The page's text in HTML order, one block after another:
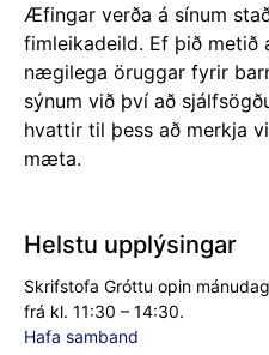
Æfingar verða á sínum
fimleikadeild. Ef þið metið
nægilega öruggar fyrir
sýnum við því að
hvattir til þess að merkja
mæta.
Helstu upplýsingar
Skrifstofa Gróttu opin
frá kl. 11:30 – 14:30.
Hafa samband